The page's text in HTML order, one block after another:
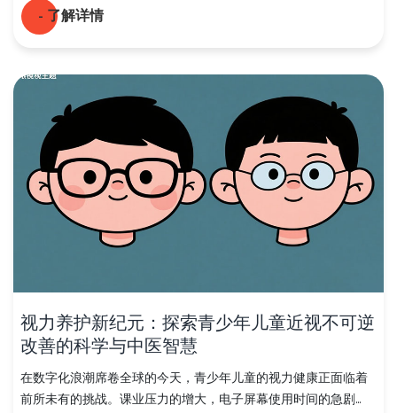
- 了解详情
视力养护新纪元：探索青少年儿童近视不可逆
改善的科学与中医智慧
在数字化浪潮席卷全球的今天，青少年儿童的视力健康正面临着
前所未有的挑战。课业压力的增大，电子屏幕使用时间的急剧...